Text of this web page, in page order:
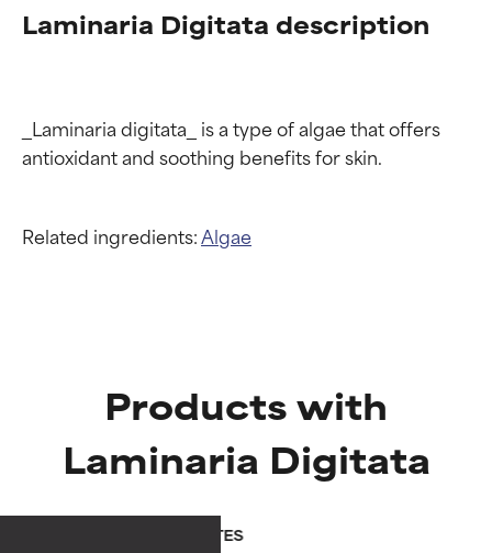
Laminaria Digitata description
_Laminaria digitata_ is a type of algae that offers
Related ingredients:Algae
Products with
Laminaria Digitata
HIDRATANTES
Calificaciones de
ingredientes
Calificaciones de
ingredientes